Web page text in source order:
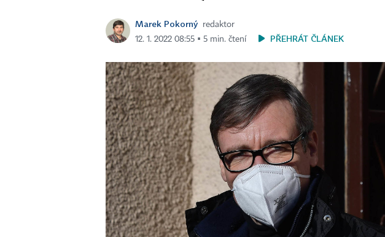
Marek Pokorný
redaktor
12. 1. 2022 08:55 ▪ 5 min. čtení
PŘEHRÁT ČLÁNEK